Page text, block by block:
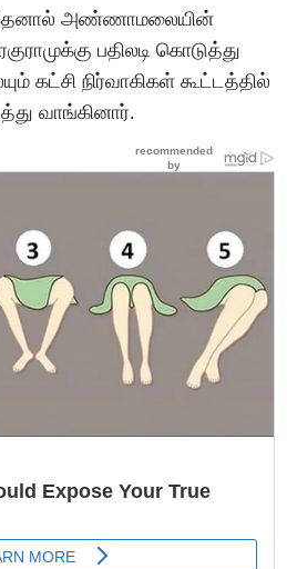
இதனால் அண்ணாமலையின்
பதிலடி கொடுத்து
நிர்வாகிகள் கூட்டத்தில்
வாங்கினார்.